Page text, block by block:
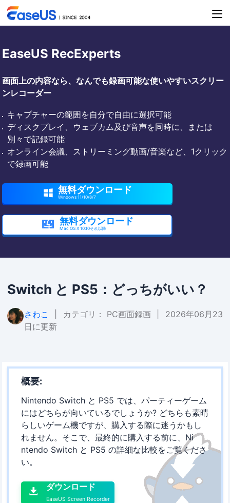
EaseUS RecExperts
画面上の内容なら、なんでも録画可能な使いやすいスクリー
ンレコーダー
キャプチャーの範囲を自分で自由に選択可能
ディスクプレイ、ウェブカム及び音声を同時に、または
別々で記録可能
オンライン会議、ストリーミング動画/音楽など、1クリック
で録画可能
 無料ダウンロード
Windows 11/10/8/7
 無料ダウンロード
Mac OS X 10.10それ以降
Switch と PS5：どっちがいい？
さわこ カテゴリ： PC画面録画
2026年06月23
日に更新
概要:
Nintendo Switch と PS5 では、パーティーゲーム
にはどちらが向いているでしょうか? どちらも素晴
らしいゲーム機ですが、購入する際に迷うかもし
れません。そこで、最終的に購入する前に、Ni​​
ntendo Switch と PS5 の詳細な比較をご覧くださ
い。

 ダウンロード
EaseUS Screen Recorder